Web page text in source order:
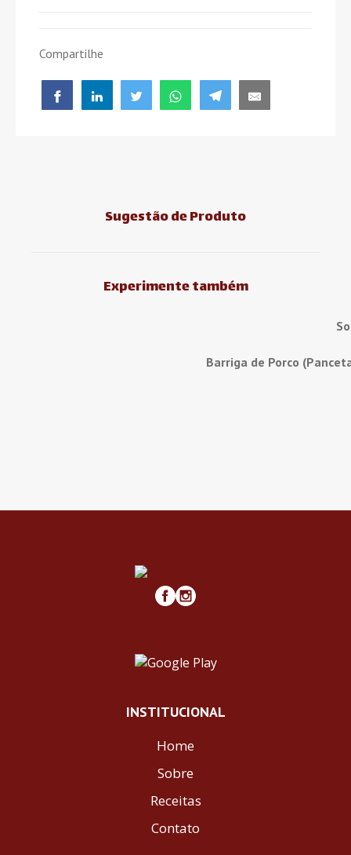
Compartilhe
Sugestão de Produto
Experimente também
Barriga de Porco
INSTITUCIONAL
Home
Sobre
Receitas
Contato